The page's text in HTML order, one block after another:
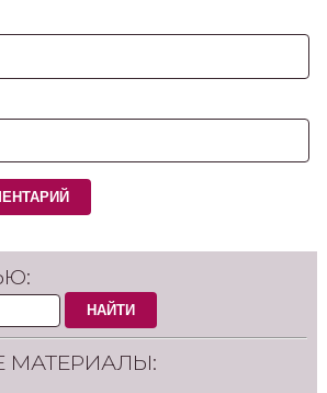
НАЙТИ
МАТЕРИАЛЫ: